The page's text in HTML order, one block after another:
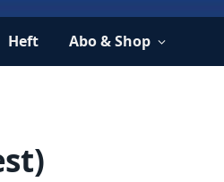
Heft Abo & Shop